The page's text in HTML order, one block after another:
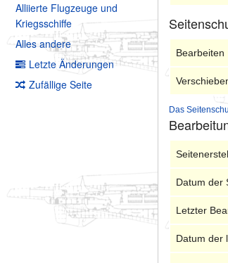
Alliierte Flugzeuge und
Kriegsschiffe
Alles andere
Letzte Änderungen
Zufällige Seite
Bearbeiten
Das
Datum der
Letzter
Datum der